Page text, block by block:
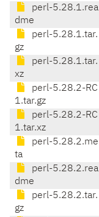
perl-5.28.1.rea
dme
perl-5.28.1.tar.
gz
perl-5.28.1.tar.
xz
perl-5.28.2-RC
1.tar.gz
perl-5.28.2-RC
1.tar.xz
perl-5.28.2.me
ta
perl-5.28.2.rea
dme
perl-5.28.2.tar.
gz